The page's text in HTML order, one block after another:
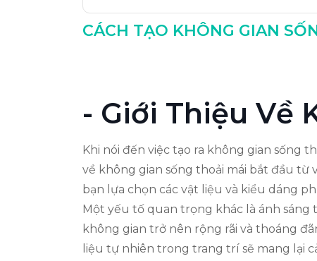
Kết Luận: Tạo Dựng Không Gian Lý
CÁCH TẠO KHÔNG GIAN
- Giới Thiệu Về
Khi nói đến việc tạo ra không gian sống
về không gian sống thoải mái bắt đầu
bạn lựa chọn các vật liệu và kiểu dáng
Một yếu tố quan trọng khác là ánh sáng
không gian trở nên rộng rãi và thoáng
liệu tự nhiên trong trang trí sẽ mang lại